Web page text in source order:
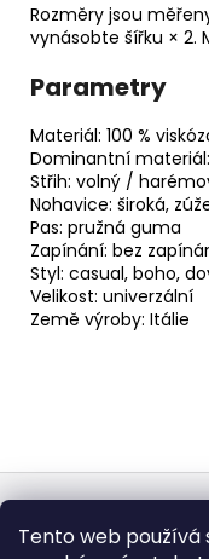
Tento web používá
Rozměry jsou
vynásobte šířku × 2.
Parametry
Materiál: 100 %
Dominantní
Střih: volný /
Nohavice: široká,
Pas: pružná guma
Zapínání: bez
Styl: casual, boho,
Velikost: univerzální
Země výroby: Itálie
Z
á
Formulář pro